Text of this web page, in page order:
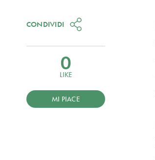
CONDIVIDI
0
LIKE
MI PIACE